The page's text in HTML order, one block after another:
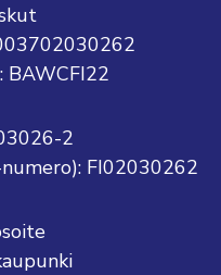
BAWCFI22
2
FI02030262